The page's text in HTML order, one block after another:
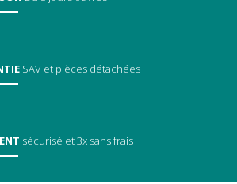
SAV et pièces détachées
sécurisé et 3x sans frais